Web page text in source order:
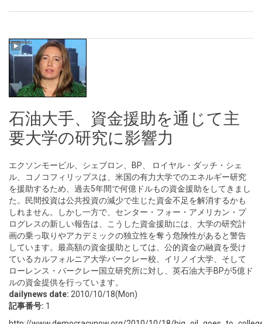
石油大手、資金援助を通じて主
要大学の研究に影響力
エクソンモービル、シェブロン、BP、 ロイヤル・ダッチ・シェ
ル、コノコフィリップスは、米国の有力大学でのエネルギー研究
を援助するため、過去5年間で何億ドルもの資金援助をしてきまし
た。民間投資は公共投資の減少で生じた資金不足を解消するかも
しれません。しかし一方で、センター・フォー・アメリカン・プ
ログレスの新しい報告は、こうした資金援助には、大学の研究計
画の乗っ取りやアカデミックの独立性を奪う危険性があると警告
しています。最高額の資金援助としては、公的資金の融資を受け
ているカルフォルニア大学バークレー校、イリノイ大学、そして
ローレンス・バークレー国立研究所に対し、英石油大手BPが5億ド
ルの資金提供を行っています。
dailynews date: 2010/10/18(Mon)
記事番号: 1